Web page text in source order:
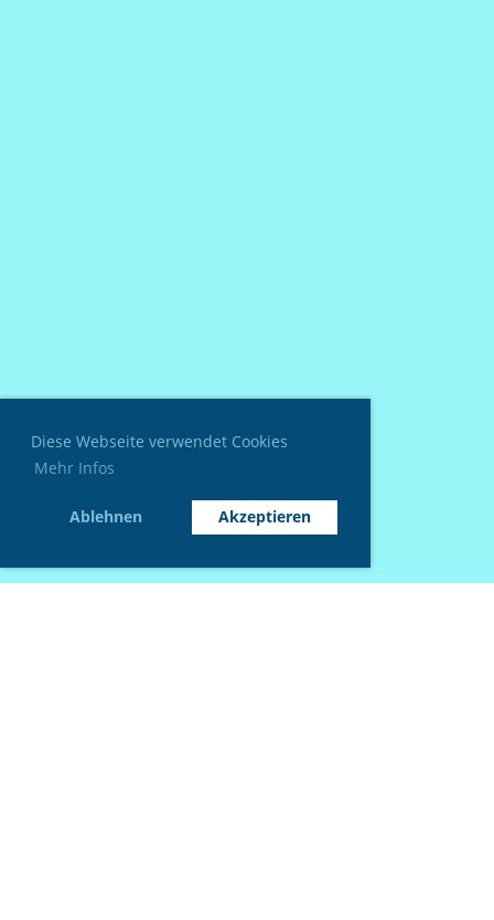
Diese Webseite verwendet Cookies
Mehr Infos
Ablehnen Akzeptieren